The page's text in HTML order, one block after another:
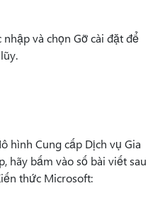
và chọn Gỡ cài đặt để
hình Cung cấp Dịch vụ Gia
hãy bấm vào số bài viết sau
thức Microsoft: